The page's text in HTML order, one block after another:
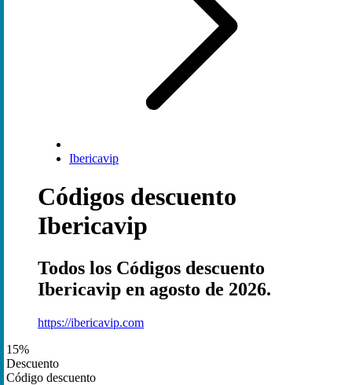
Ibericavip
Códigos descuento
Ibericavip
Todos los Códigos descuento
Ibericavip en agosto de 2026.
https://ibericavip.com
15%
Descuento
Código descuento